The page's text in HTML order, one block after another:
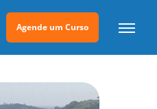
Agende um Curso